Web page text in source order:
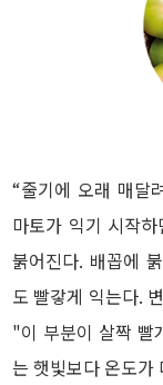
“줄기에 오래 매달
마토가 익기 시작
붉어진다. 배꼽에
도 빨갛게 익는다.
"이 부분이 살짝 빨
는 햇빛보다 온도가